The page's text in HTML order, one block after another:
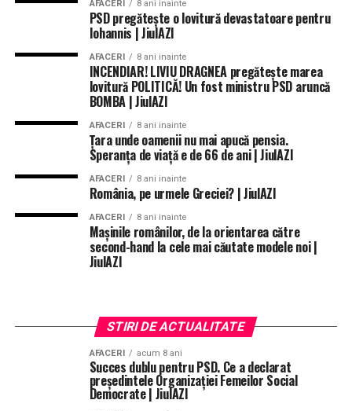
AFACERI 8 ani inainte
PSD pregătește o lovitură devastatoare pentru
Iohannis | JiulAZI
AFACERI 8 ani inainte
INCENDIAR! LIVIU DRAGNEA pregăteşte marea
lovitură POLITICĂ! Un fost ministru PSD aruncă
BOMBA | JiulAZI
AFACERI 8 ani inainte
Ţara unde oamenii nu mai apucă pensia.
Speranța de viață e de 66 de ani | JiulAZI
AFACERI 8 ani inainte
România, pe urmele Greciei? | JiulAZI
AFACERI 8 ani inainte
Mașinile românilor, de la orientarea către
second-hand la cele mai căutate modele noi |
JiulAZI
STIRI DE ACTUALITATE
AFACERI acum 8 ani
Succes dublu pentru PSD. Ce a declarat
preşedintele Organizaţiei Femeilor Social
Democrate | JiulAZI